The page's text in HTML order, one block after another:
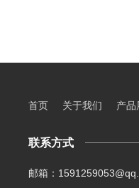
首页 关于我们 产品
联系方式
邮箱：